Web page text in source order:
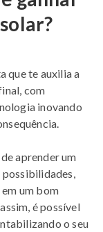
que te auxilia a
com
inovando
aprender um
possibilidades,
um bom
é possível
o seu